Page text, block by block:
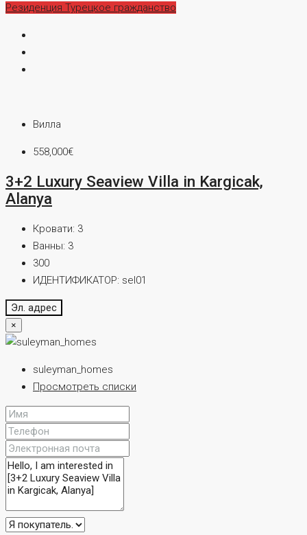
Резиденция Турецкое гражданство
Вилла
558,000€
3+2 Luxury Seaview Villa in Kargicak,
Alanya
Кровати: 3
Ванны: 3
300
ИДЕНТИФИКАТОР: sel01
Эл. адрес
×
suleyman_homes
Просмотреть списки